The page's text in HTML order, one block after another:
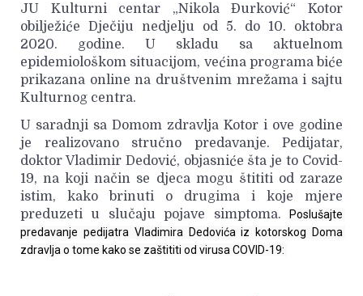
JU Kulturni centar „Nikola Đurković“ Kotor
obilježiće Dječiju nedjelju od 5. do 10. oktobra
2020. godine. U skladu sa aktuelnom
epidemiološkom situacijom, većina programa biće
prikazana online na društvenim mrežama i sajtu
Kulturnog centra.
U saradnji sa Domom zdravlja Kotor i ove godine
je realizovano stručno predavanje. Pedijatar,
doktor Vladimir Dedović, objasniće šta je to Covid-
19, na koji način se djeca mogu štititi od zaraze
istim, kako brinuti o drugima i koje mjere
preduzeti u slučaju pojave simptoma.
Poslušajte
predavanje pedijatra Vladimira Dedovića iz kotorskog Doma
zdravlja o tome kako se zaštititi od virusa COVID-19: